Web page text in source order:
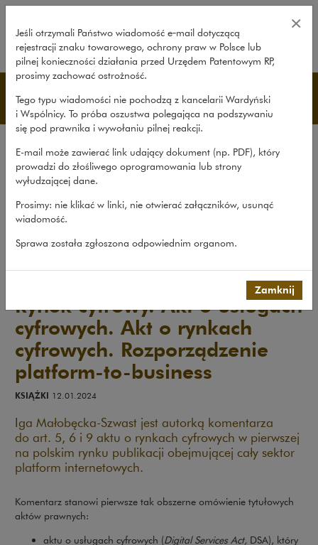
Rynek cyfrowy. Akt o usługach
Publikacje
Opracowania
Książki
Rynek cyfrowy. Akt o usługach
cyfrowych. Akt o rynkach
cyfrowych. Rozporządzenie
platform-to-business
KSIĄŻKI 12.01.2024
Iga Małobęcka-Szwast jest autorką komentarza
do art. 5, 6 i 9 aktu o rynkach cyfrowych w pierwszej
na polskim rynku publikacji obejmującej cały sektor
platform internetowych.
Komentarz stanowi pierwsze tak obszerne omówienie tytułowych
aktów prawnych:
aktu o usługach cyfrowych (Digital Services Act, DSA), który
Jeśli otrzymali Państwo wiadomość e‑mail dotyczącą
rejestracji znaku towarowego, ochrony praw w Polsce lub
pilnej konieczności działania przed Urzędem Patentowym RP,
prosimy zachować ostrożność.
Tego typu wiadomości nie pochodzą z kancelarii Wardyński
i Wspólnicy. To próba oszustwa polegająca na podszywaniu
się pod prawnika i wywołaniu pilnej reakcji.
E-mail może zawierać link udający dokument (np. PDF), który
prowadzi do złośliwego oprogramowania lub strony
wyłudzającej dane.
Prosimy: nie klikać w linki, nie otwierać załączników, usunąć
wiadomość.
Sprawa została zgłoszona odpowiednim organom.
×
Zamknij